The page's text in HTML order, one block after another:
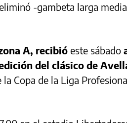
-gambeta larga
A, recibió este sábado
del clásico de
Copa de la Liga